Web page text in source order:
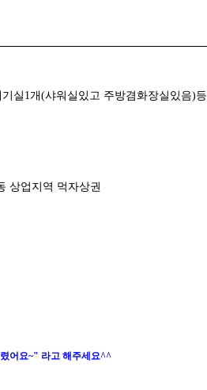
실1개(샤워실있고 주방겸화장실있음)등
상업지역 먹자상권
어요~" 라고 해주세요^^